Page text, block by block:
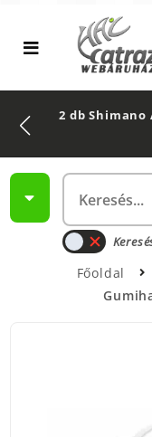
2 db Shimano
Főoldal